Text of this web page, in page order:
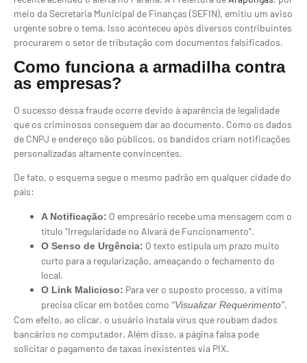
meio da Secretaria Municipal de Finanças (SEFIN), emitiu um aviso
urgente sobre o tema. Isso aconteceu após diversos contribuintes
procurarem o setor de tributação com documentos falsificados.
Como funciona a armadilha contra
as empresas?
O sucesso dessa fraude ocorre devido à aparência de legalidade
que os criminosos conseguem dar ao documento. Como os dados
de CNPJ e endereço são públicos, os bandidos criam notificações
personalizadas altamente convincentes.
De fato, o esquema segue o mesmo padrão em qualquer cidade do
país:
A Notificação: O empresário recebe uma mensagem com o
título “Irregularidade no Alvará de Funcionamento”.
O Senso de Urgência: O texto estipula um prazo muito
curto para a regularização, ameaçando o fechamento do
local.
O Link Malicioso: Para ver o suposto processo, a vítima
precisa clicar em botões como “Visualizar Requerimento”.
Com efeito, ao clicar, o usuário instala vírus que roubam dados
bancários no computador. Além disso, a página falsa pode
solicitar o pagamento de taxas inexistentes via PIX.